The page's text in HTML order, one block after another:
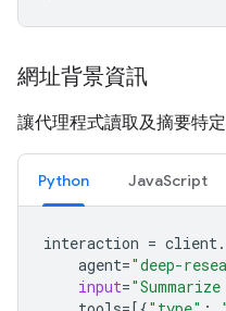
網址背景資訊
讓代理程式讀取及摘要特定
Python JavaScript
interaction = client.
agent="deep-
input=